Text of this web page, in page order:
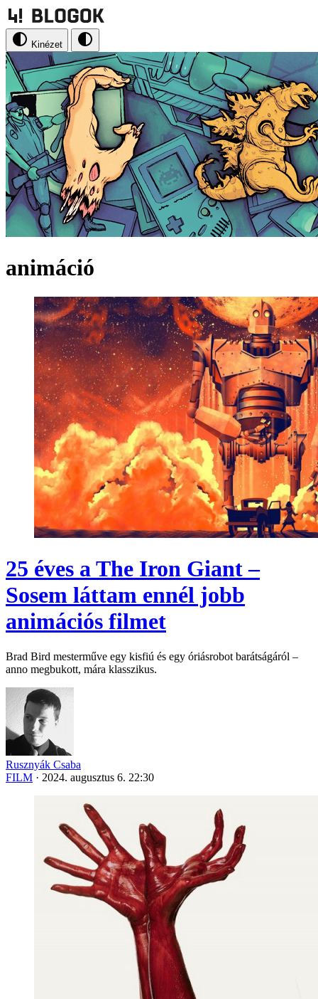
Kinézet
animáció
25 éves a The Iron Giant –
Sosem láttam ennél jobb
animációs filmet
Brad Bird mesterműve egy kisfiú és egy óriásrobot barátságáról –
anno megbukott, mára klasszikus.
Rusznyák Csaba
FILM · 2024. augusztus 6. 22:30